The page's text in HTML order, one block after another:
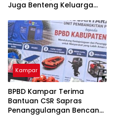
Juga Benteng Keluarga
Kampar
BPBD Kampar Terima
Bantuan CSR Sapras
Penanggulangan Bencana